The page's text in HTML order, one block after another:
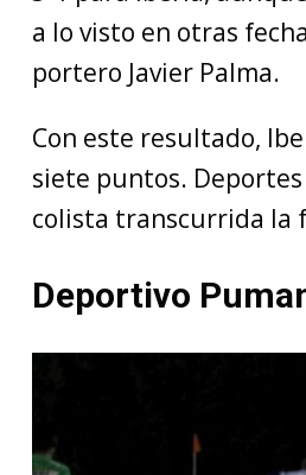
a lo visto en otras
portero Javier Palma.
Con este resultado,
siete puntos.
colista transcurrida la
Deportivo